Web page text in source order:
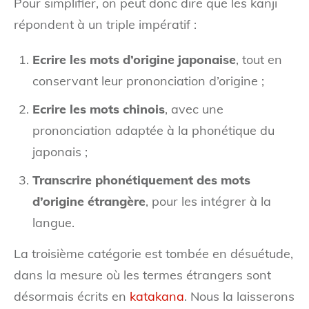
Pour simplifier, on peut donc dire que les kanji
répondent à un triple impératif :
Ecrire les mots d’origine japonaise, tout en
conservant leur prononciation d’origine ;
Ecrire les mots chinois, avec une
prononciation adaptée à la phonétique du
japonais ;
Transcrire phonétiquement des mots
d’origine étrangère, pour les intégrer à la
langue.
La troisième catégorie est tombée en désuétude,
dans la mesure où les termes étrangers sont
désormais écrits en katakana. Nous la laisserons